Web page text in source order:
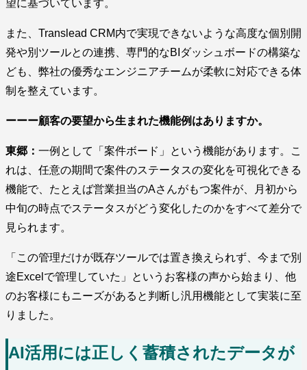
望に基づいています。
また、Translead CRM内で実現できないような高度な個別開
発や別ツールとの連携、専門的なBIダッシュボードの構築な
ども、弊社の優秀なエンジニアチームが柔軟に対応できる体
制を整えています。
ーーー顧客の要望から生まれた機能例はありますか。
東郷： 一例として「案件ボード」という機能があります。こ
れは、任意の期間で案件のステータスの変化を可視化できる
機能で、たとえば営業担当のAさんがもつ案件が、月初から
中旬の時点でステータスがどう変化したのかをすべて差分で
見られます。
「この管理だけが既存ツールでは置き換えられず、今まで別
途Excelで管理していた」というお客様の声から始まり、他
のお客様にもニーズがあると判断し汎用機能として実装に至
りました。
AI活用には正しく蓄積されたデータが